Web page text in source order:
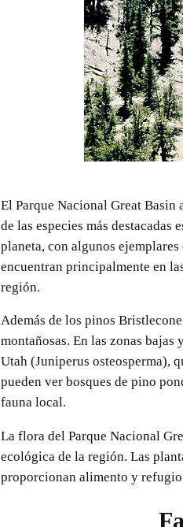
El Parque Nacional Great Basin
de las especies más
planeta, con algunos
encuentran principalmente en
región.
Además de los pinos
montañosas. En las zonas
Utah (Juniperus osteosperma),
pueden ver bosques de pino
fauna local.
La flora del Parque Nacional
ecológica de la región. Las
proporcionan alimento y refugio